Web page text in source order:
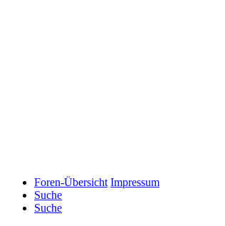
Foren-Übersicht Impressum
Suche
Suche